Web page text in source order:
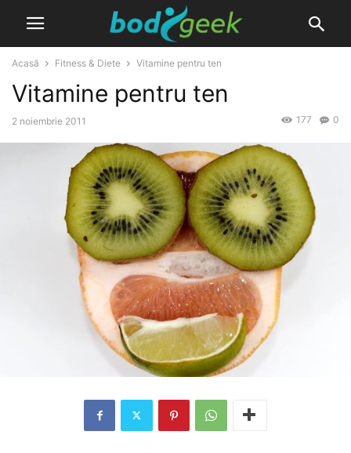
Acasă Fitness & Diete Vitamine pentru ten
Vitamine pentru ten
2 noiembrie 2011 0
177